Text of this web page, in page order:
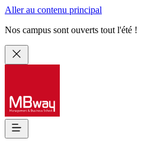
Aller au contenu principal
Nos campus sont ouverts tout l'été !